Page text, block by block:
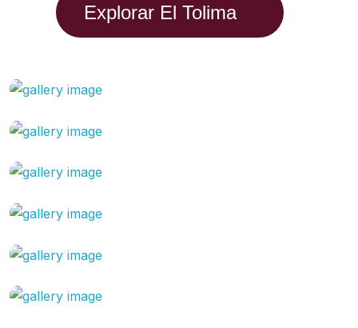
Explorar El Tolima